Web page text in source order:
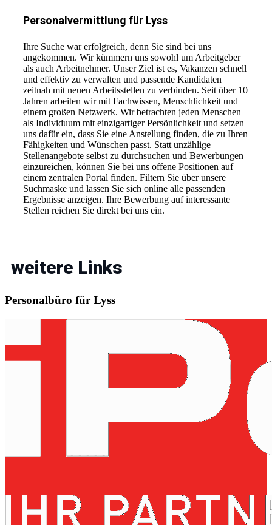
Personalvermittlung für Lyss
Ihre Suche war erfolgreich, denn Sie sind bei uns
angekommen. Wir kümmern uns sowohl um Arbeitgeber
als auch Arbeitnehmer. Unser Ziel ist es, Vakanzen schnell
und effektiv zu verwalten und passende Kandidaten
zeitnah mit neuen Arbeitsstellen zu verbinden. Seit über 10
Jahren arbeiten wir mit Fachwissen, Menschlichkeit und
einem großen Netzwerk. Wir betrachten jeden Menschen
als Individuum mit einzigartiger Persönlichkeit und setzen
uns dafür ein, dass Sie eine Anstellung finden, die zu Ihren
Fähigkeiten und Wünschen passt. Statt unzählige
Stellenangebote selbst zu durchsuchen und Bewerbungen
einzureichen, können Sie bei uns offene Positionen auf
einem zentralen Portal finden. Filtern Sie über unsere
Suchmaske und lassen Sie sich online alle passenden
Ergebnisse anzeigen. Ihre Bewerbung auf interessante
Stellen reichen Sie direkt bei uns ein.
weitere Links
Personalbüro für Lyss